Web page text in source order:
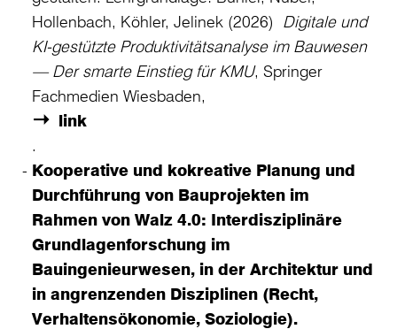
Hollenbach, Köhler, Jelinek (2026) Digitale und
KI-gestützte Produktivitätsanalyse im Bauwesen
— Der smarte Einstieg für KMU, Springer
Fachmedien Wiesbaden,
link
.
Kooperative und kokreative Planung und
Durchführung von Bauprojekten im
Rahmen von Walz 4.0: Interdisziplinäre
Grundlagenforschung im
Bauingenieurwesen, in der Architektur und
in angrenzenden Disziplinen (Recht,
Verhaltensökonomie, Soziologie).